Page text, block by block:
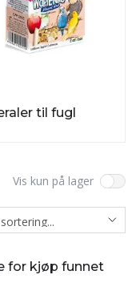
til fugl
Vis kun på lager
for kjøp funnet